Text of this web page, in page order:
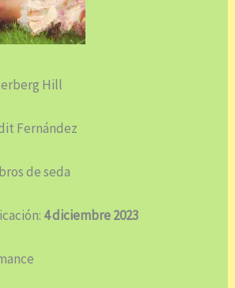
Hill
Fernández
de seda
4 diciembre 2023